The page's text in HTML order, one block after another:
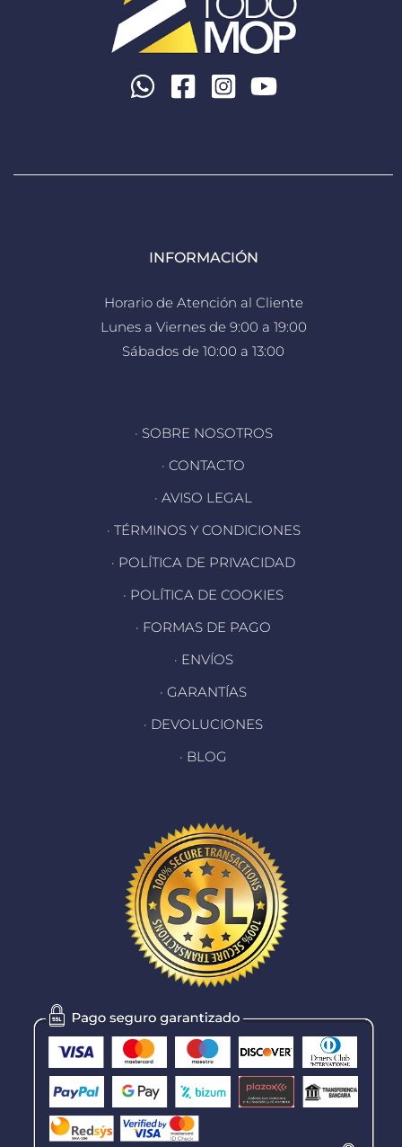
INFORMACIÓN
Horario de Atención al Cliente
Lunes a Viernes de 9:00 a 19:00
Sábados de 10:00 a 13:00
· SOBRE NOSOTROS
· CONTACTO
· AVISO LEGAL
· TÉRMINOS Y CONDICIONES
· POLÍTICA DE PRIVACIDAD
· POLÍTICA DE COOKIES
· FORMAS DE PAGO
· ENVÍOS
· GARANTÍAS
· DEVOLUCIONES
· BLOG